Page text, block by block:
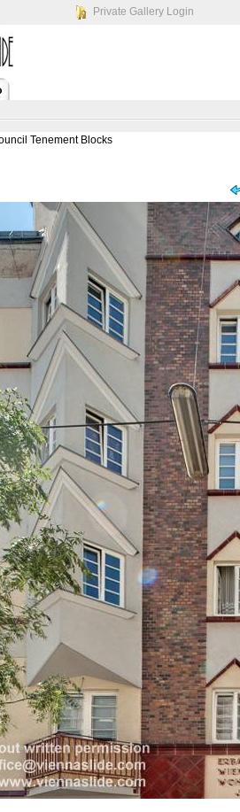
Private Gallery Login
Tenement Blocks